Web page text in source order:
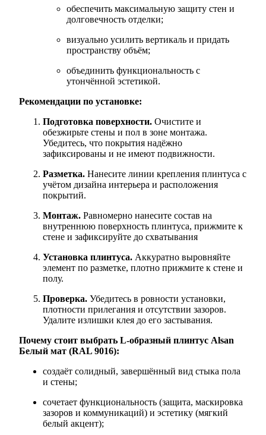
обеспечить максимальную защиту стен и
долговечность отделки;
визуально усилить вертикаль и придать
пространству объём;
объединить функциональность с
утончённой эстетикой.
Рекомендации по установке:
Подготовка поверхности. Очистите и
обезжирьте стены и пол в зоне монтажа.
Убедитесь, что покрытия надёжно
зафиксированы и не имеют подвижности.
Разметка. Нанесите линии крепления плинтуса с
учётом дизайна интерьера и расположения
покрытий.
Монтаж. Равномерно нанесите состав на
внутреннюю поверхность плинтуса, прижмите к
стене и зафиксируйте до схватывания
Установка плинтуса. Аккуратно выровняйте
элемент по разметке, плотно прижмите к стене и
полу.
Проверка. Убедитесь в ровности установки,
плотности прилегания и отсутствии зазоров.
Удалите излишки клея до его застывания.
Почему стоит выбрать L‑образный плинтус Alsan
Белый мат (RAL 9016):
создаёт солидный, завершённый вид стыка пола
и стены;
сочетает функциональность (защита, маскировка
зазоров и коммуникаций) и эстетику (мягкий
белый акцент);